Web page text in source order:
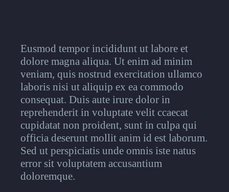
Eusmod tempor incididunt ut labore et
dolore magna aliqua. Ut enim ad minim
veniam, quis nostrud exercitation ullamco
laboris nisi ut aliquip ex ea commodo
consequat. Duis aute irure dolor in
reprehenderit in voluptate velit ccaecat
cupidatat non proident, sunt in culpa qui
officia deserunt mollit anim id est laborum.
Sed ut perspiciatis unde omnis iste natus
error sit voluptatem accusantium
doloremque.